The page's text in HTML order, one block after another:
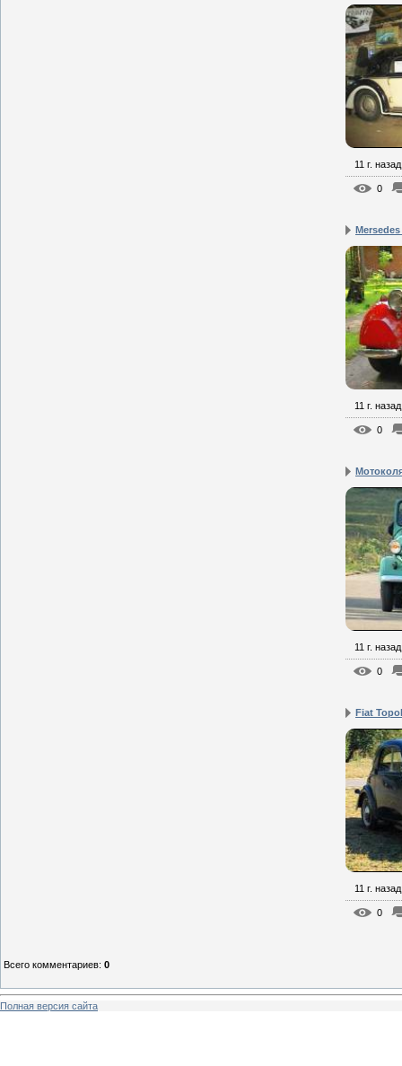
11 г. назад
0
11 г. назад
0
11 г. назад
0
Fiat
11 г. назад
0
Всего комментариев: 0
Полная версия сайта